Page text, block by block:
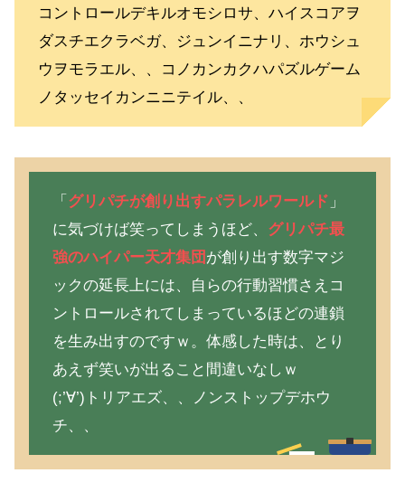
コントロールデキルオモシロサ、ハイスコアヲ
ダスチエクラベガ、ジュンイニナリ、ホウシュ
ウヲモラエル、、コノカンカクハパズルゲーム
ノタッセイカンニニテイル、、
「 グリパチが創り出すパラレルワールド 」
に気づけば笑ってしまうほど、 グリパチ最
強のハイパー天才集団 が創り出す数字マジ
ックの延長上には、自らの行動習慣さえコ
ントロールされてしまっているほどの連鎖
を生み出すのですｗ。体感した時は、とり
あえず笑いが出ること間違いなしｗ
(;’∀’)トリアエズ、、ノンストップデホウ
チ、、